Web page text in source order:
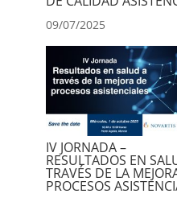
09/07/2025
IV JORNADA –
RESULTADOS EN
TRAVÉS DE LA
PROCESOS